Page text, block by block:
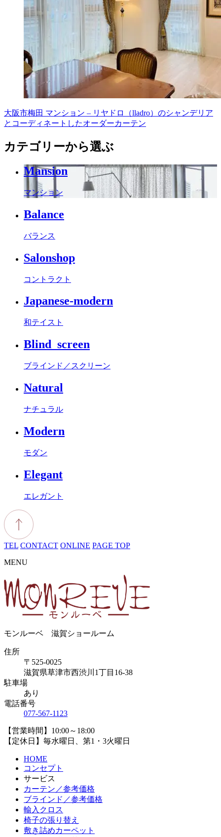
大阪市梅田 マンション – リヤドロ（lladro）のシャンデリア
とコーディネートしたオーダーカーテン
カテゴリーから選ぶ
Mansion
マンション
Balance
バランス
Salonshop
コントラクト
Japanese-modern
和テイスト
Blind_screen
ブラインド／スクリーン
Natural
ナチュラル
Modern
モダン
Elegant
エレガント
TEL CONTACT ONLINE PAGE TOP
MENU
モンルーベ 滋賀ショールーム
住所
〒525-0025
滋賀県草津市西渋川1丁目16-38
駐車場
あり
電話番号
077-567-1123
【営業時間】10:00～18:00
【定休日】毎水曜日、第1・3火曜日
HOME
コンセプト
サービス
カーテン／参考価格
ブラインド／参考価格
輸入クロス
椅子の張り替え
敷き詰めカーペット